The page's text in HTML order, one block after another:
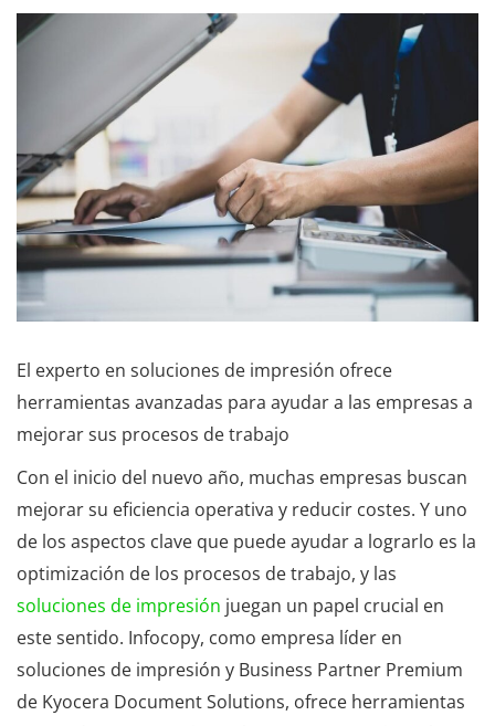
El experto en soluciones de impresión ofrece
herramientas avanzadas para ayudar a las empresas a
mejorar sus procesos de trabajo
Con el inicio del nuevo año, muchas empresas buscan
mejorar su eficiencia operativa y reducir costes. Y uno
de los aspectos clave que puede ayudar a lograrlo es la
optimización de los procesos de trabajo, y las
soluciones de impresión juegan un papel crucial en
este sentido. Infocopy, como empresa líder en
soluciones de impresión y Business Partner Premium
de Kyocera Document Solutions, ofrece herramientas